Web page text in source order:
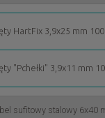
HartFix 3,9x25 mm
"Pchełki" 3,9x11 mm